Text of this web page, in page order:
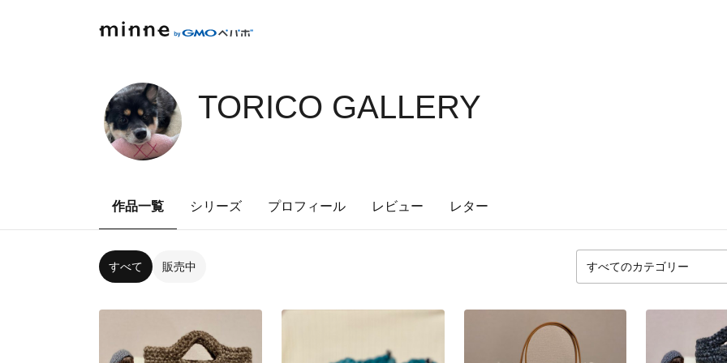
TORICO GALLERY
作品一覧 シリーズ プロフィール レビュー レター
すべて 販売中